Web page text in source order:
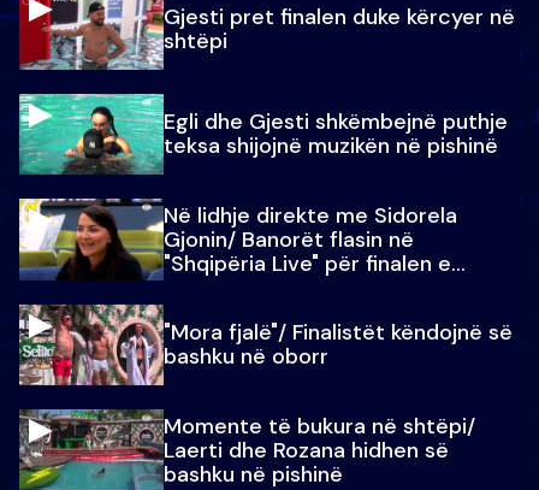
Gjesti pret finalen duke kërcyer në
shtëpi
Egli dhe Gjesti shkëmbejnë puthje
teksa shijojnë muzikën në pishinë
Në lidhje direkte me Sidorela
Gjonin/ Banorët flasin në
"Shqipëria Live" për finalen e
"Mora fjalë"/ Finalistët këndojnë së
bashku në oborr
Momente të bukura në shtëpi/
Laerti dhe Rozana hidhen së
bashku në pishinë